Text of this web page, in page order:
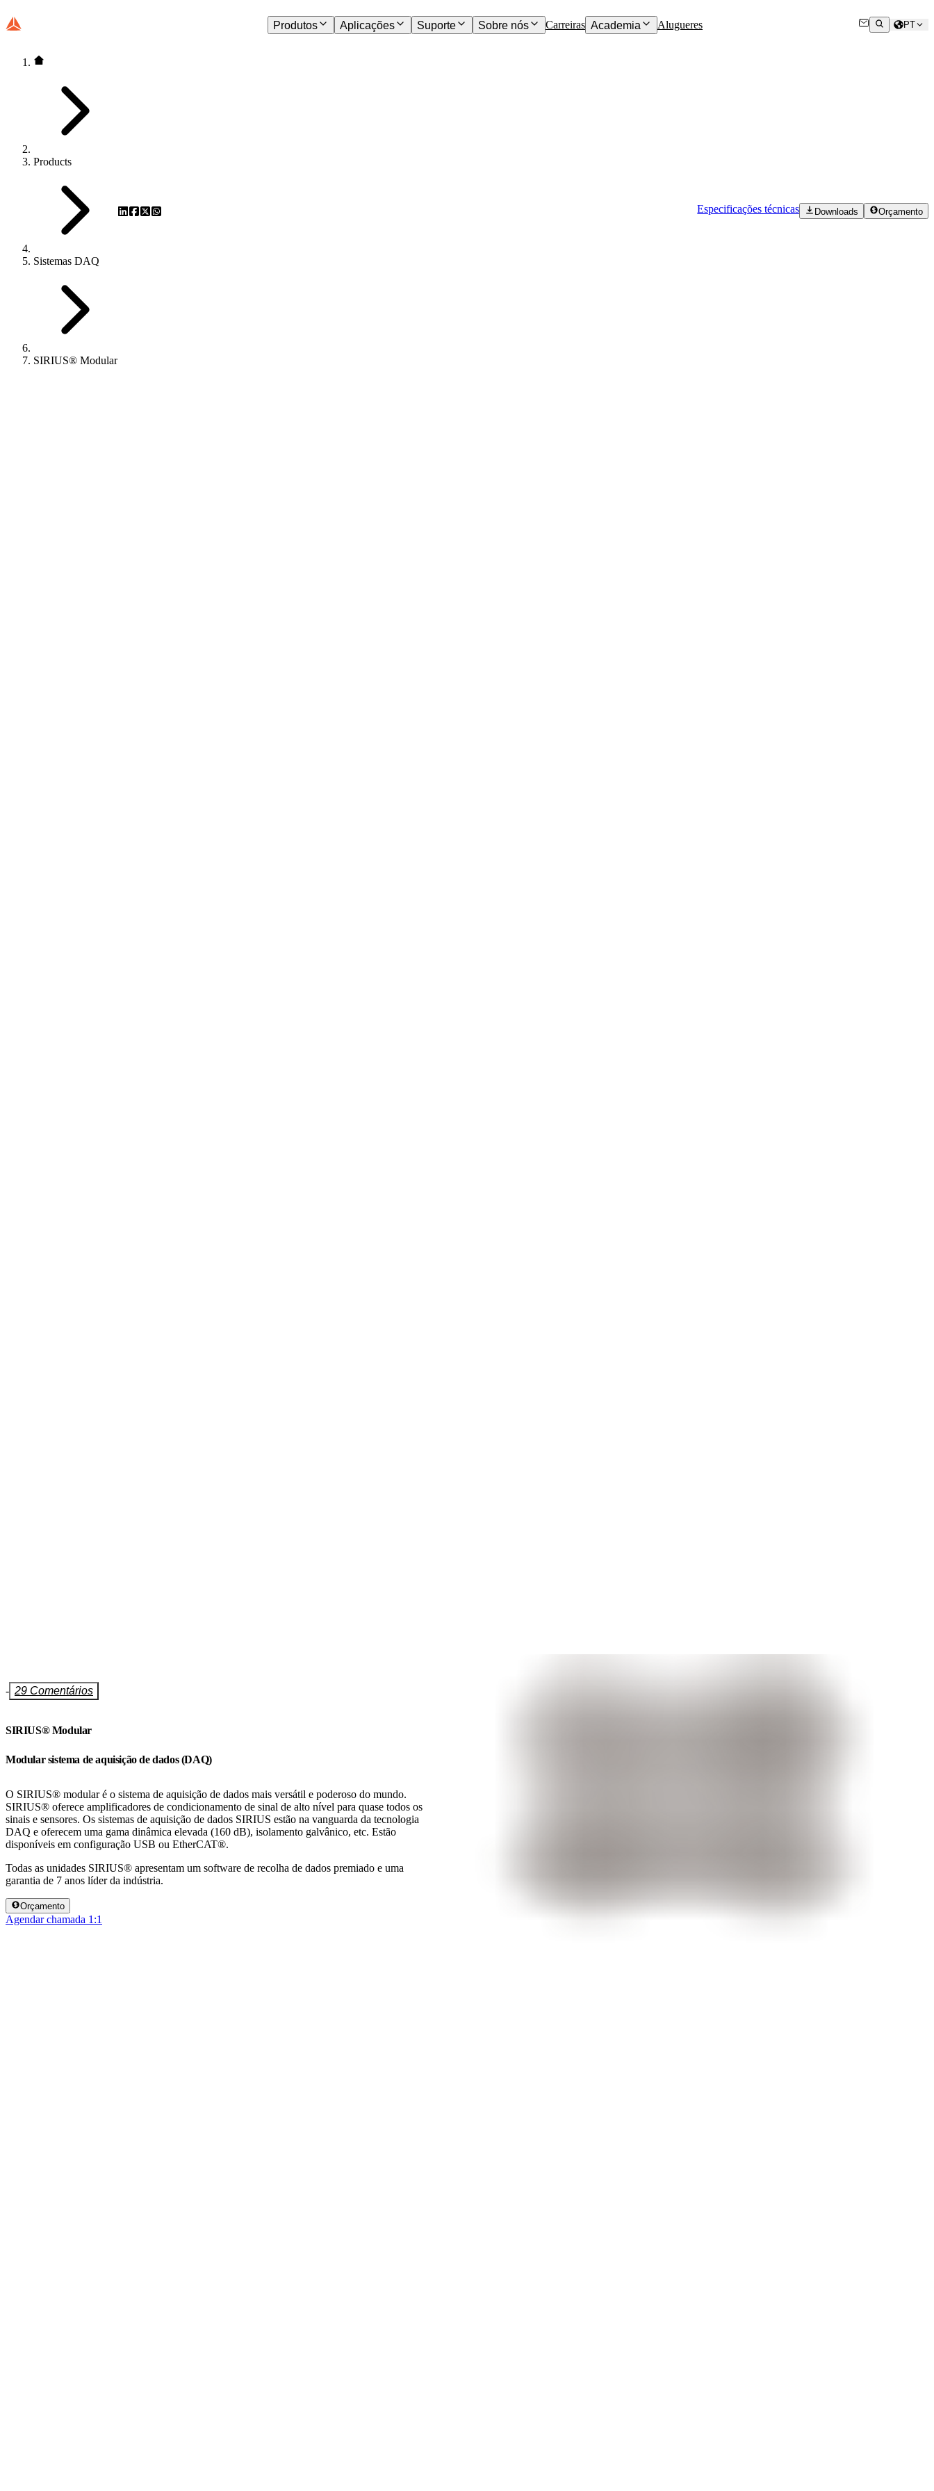
Produtos Aplicações Suporte Sobre nós Carreiras Academia Alugueres PT
Products
Sistemas DAQ
SIRIUS® Modular
Especificações técnicas Downloads Orçamento
- 29 Comentários
SIRIUS® Modular
Modular sistema de aquisição de dados (DAQ)
O SIRIUS® modular é o sistema de aquisição de dados mais versátil e poderoso do mundo.
SIRIUS® oferece amplificadores de condicionamento de sinal de alto nível para quase todos os
sinais e sensores. Os sistemas de aquisição de dados SIRIUS estão na vanguarda da tecnologia
DAQ e oferecem uma gama dinâmica elevada (160 dB), isolamento galvânico, etc. Estão
disponíveis em configuração USB ou EtherCAT®.
Todas as unidades SIRIUS® apresentam um software de recolha de dados premiado e uma
garantia de 7 anos líder da indústria.
Orçamento
Agendar chamada 1:1